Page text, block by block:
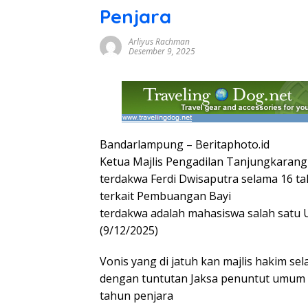
Penjara
Arliyus Rachman
Desember 9, 2025
Bandarlampung – Beritaphoto.id
Ketua Majlis Pengadilan
terdakwa Ferdi Dwisaputra selama 16
terkait Pembuangan Bayi
terdakwa adalah mahasiswa salah satu
(9/12/2025)
Vonis yang di jatuh kan majlis hakim
dengan tuntutan Jaksa penuntut umum
tahun penjara